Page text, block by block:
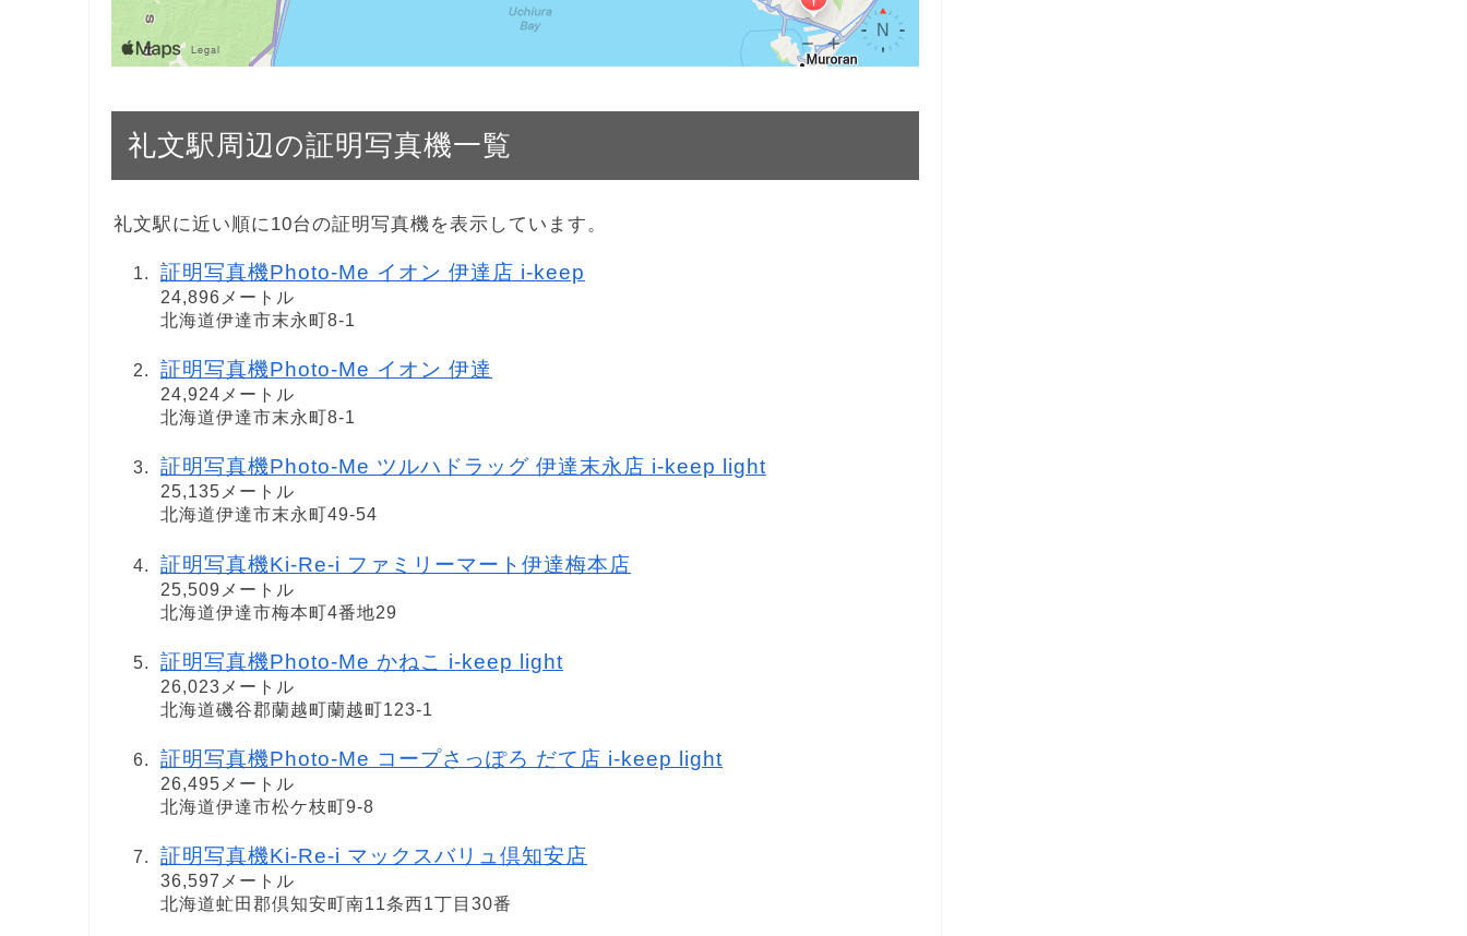
礼文駅周辺の証明写真機一覧
礼文駅に近い順に10台の証明写真機を表示しています。
証明写真機Photo-Me イオン 伊達店 i-keep
24,896メートル
北海道伊達市末永町8-1
証明写真機Photo-Me イオン 伊達
24,924メートル
北海道伊達市末永町8-1
証明写真機Photo-Me ツルハドラッグ 伊達末永店 i-keep light
25,135メートル
北海道伊達市末永町49-54
証明写真機Ki-Re-i ファミリーマート伊達梅本店
25,509メートル
北海道伊達市梅本町4番地29
証明写真機Photo-Me かねこ i-keep light
26,023メートル
北海道磯谷郡蘭越町蘭越町123-1
証明写真機Photo-Me コープさっぽろ だて店 i-keep light
26,495メートル
北海道伊達市松ケ枝町9-8
証明写真機Ki-Re-i マックスバリュ倶知安店
36,597メートル
北海道虻田郡倶知安町南11条西1丁目30番